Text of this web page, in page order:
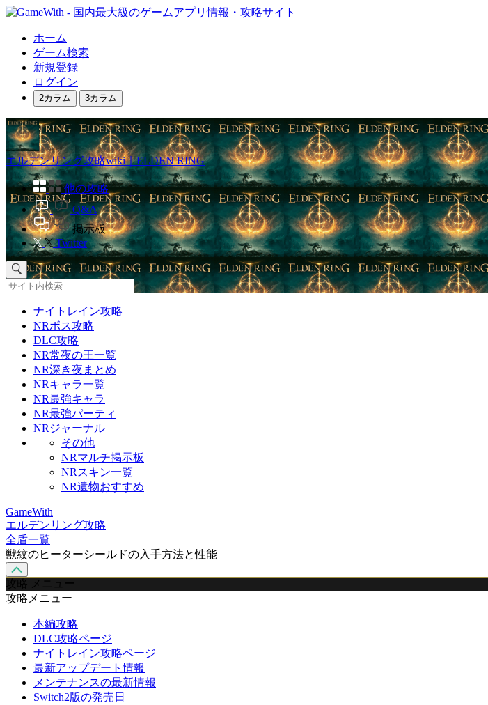
ホーム
ゲーム検索
新規登録
ログイン
2カラム 3カラム
エルデンリング攻略wiki｜ELDEN RING
他の攻略
Q&A
掲示板
Twitter
ナイトレイン攻略
NRボス攻略
DLC攻略
NR常夜の王一覧
NR深き夜まとめ
NRキャラ一覧
NR最強キャラ
NR最強パーティ
NRジャーナル
その他
NRマルチ掲示板
NRスキン一覧
NR遺物おすすめ
GameWith
エルデンリング攻略
全盾一覧
獣紋のヒーターシールドの入手方法と性能
攻略 メニュー
攻略メニュー
本編攻略
DLC攻略ページ
ナイトレイン攻略ページ
最新アップデート情報
メンテナンスの最新情報
Switch2版の発売日